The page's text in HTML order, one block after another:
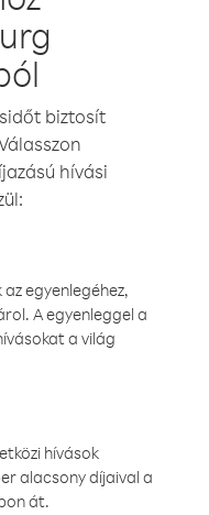
biztosít
hívási
egyenlegéhez,
A egyenleggel a
a világ
hívások
alacsony díjaival a
át.